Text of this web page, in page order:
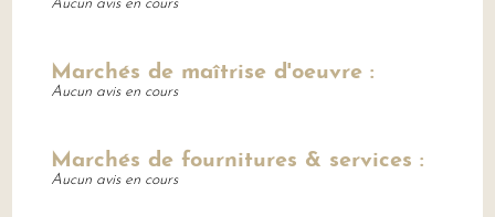
Aucun avis en cours
Marchés de maîtrise d'oeuvre :
Aucun avis en cours
Marchés de fournitures & services :
Aucun avis en cours